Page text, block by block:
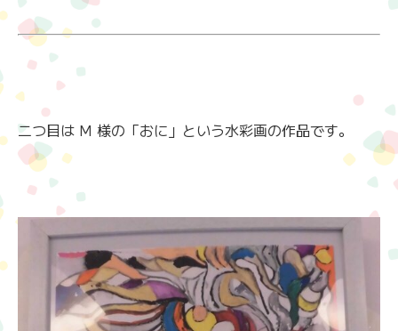
二つ目は M 様の「おに」という水彩画の作品です。